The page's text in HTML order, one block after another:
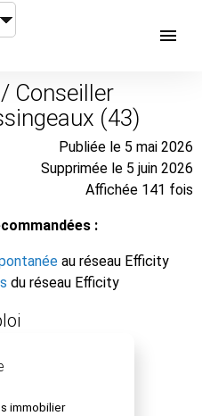
Conseiller
(43)
Publiée le 5 mai 2026
Supprimée le 5 juin 2026
Affichée 141 fois
:
au réseau Efficity
du réseau Efficity
immobilier